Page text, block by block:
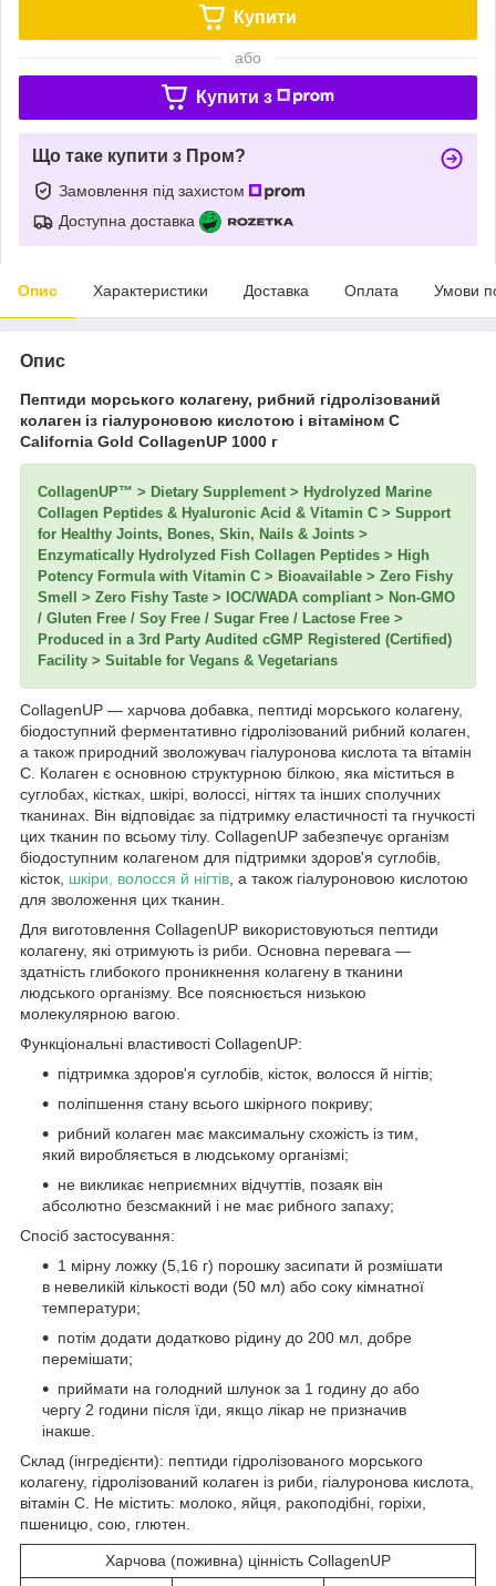
Купити
або
Купити з
Що таке купити з Пром?
Замовлення під захистом
Доступна доставка
Опис Характеристики Доставка Оплата Умови
Опис
Пептиди морського колагену, рибний гідролізований
колаген із гіалуроновою кислотою і вітаміном C
California Gold CollagenUP 1000 г
CollagenUP™ > Dietary Supplement > Hydrolyzed Marine
Collagen Peptides & Hyaluronic Acid & Vitamin C > Support
for Healthy Joints, Bones, Skin, Nails & Joints >
Enzymatically Hydrolyzed Fish Collagen Peptides > High
Potency Formula with Vitamin C > Bioavailable > Zero Fishy
Smell > Zero Fishy Taste > IOC/WADA compliant > Non-GMO
/ Gluten Free / Soy Free / Sugar Free / Lactose Free >
Produced in a 3rd Party Audited cGMP Registered (Certified)
Facility > Suitable for Vegans & Vegetarians
CollagenUP — харчова добавка, пептиді морського колагену,
біодоступний ферментативно гідролізований рибний колаген,
а також природний зволожувач гіалуронова кислота та вітамін
С. Колаген є основною структурною білкою, яка міститься в
суглобах, кістках, шкірі, волоссі, нігтях та інших сполучних
тканинах. Він відповідає за підтримку еластичності та гнучкості
цих тканин по всьому тілу. CollagenUP забезпечує організм
біодоступним колагеном для підтримки здоров'я суглобів,
кісток, шкіри, волосся й нігтів , а також гіалуроновою кислотою
для зволоження цих тканин.
Для виготовлення CollagenUP використовуються пептиди
колагену, які отримують із риби. Основна перевага —
здатність глибокого проникнення колагену в тканини
людського організму. Все пояснюється низькою
молекулярною вагою.
Функціональні властивості CollagenUP:
підтримка здоров'я суглобів, кісток, волосся й нігтів;
поліпшення стану всього шкірного покриву;
рибний колаген має максимальну схожість із тим,
який виробляється в людському організмі;
не викликає неприємних відчуттів, позаяк він
абсолютно безсмакний і не має рибного запаху;
Спосіб застосування:
1 мірну ложку (5,16 г) порошку засипати й розмішати
в невеликій кількості води (50 мл) або соку кімнатної
температури;
потім додати додатково рідину до 200 мл, добре
перемішати;
приймати на голодний шлунок за 1 годину до або
чергу 2 години після їди, якщо лікар не призначив
інакше.
Склад (інгредієнти): пептиди гідролізованого морського
колагену, гідролізований колаген із риби, гіалуронова кислота,
вітамін С. Не містить: молоко, яйця, ракоподібні, горіхи,
пшеницю, сою, глютен.
Харчова (поживна) цінність CollagenUP